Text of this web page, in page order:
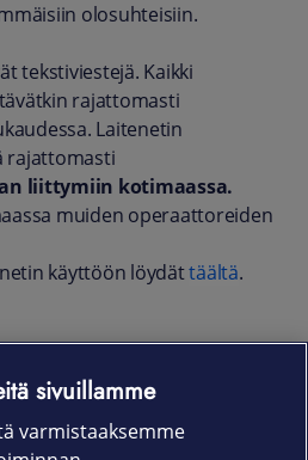
olosuhteisiin.
tekstiviestejä. Kaikki
rajattomasti
Laitenetin
rajattomasti
liittymiin kotimaassa.
muiden operaattoreiden
käyttöön löydättäältä.
sivuillamme
varmistaaksemme